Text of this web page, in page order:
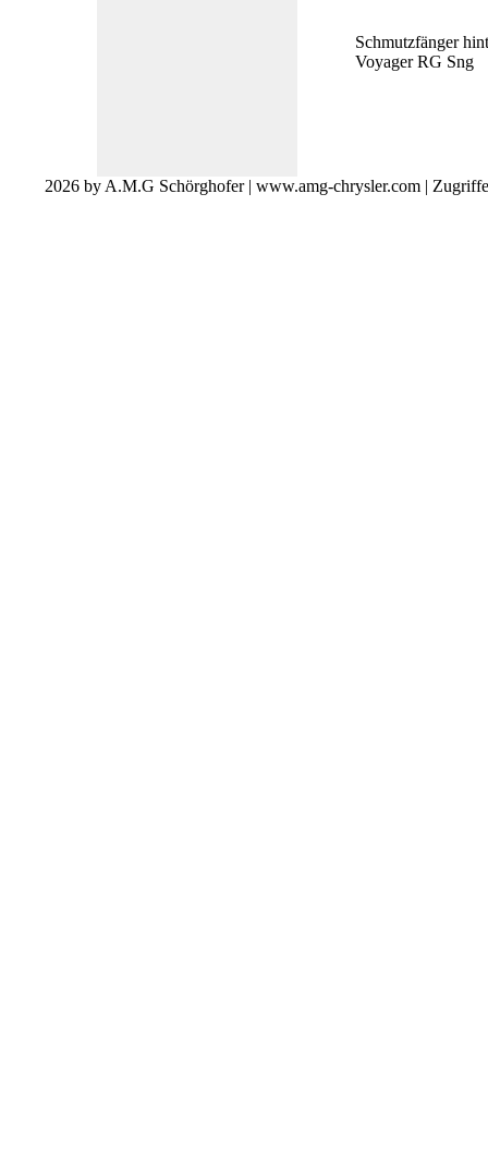
Schmutzfänger
Voyager RG Sng
2026 by A.M.G Schörghofer | www.amg-chrysler.com |